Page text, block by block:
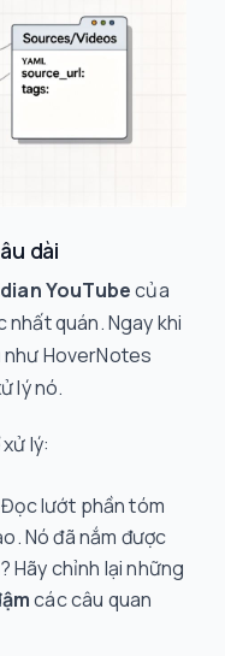
dài
YouTubecủa
quán. Ngay khi
HoverNotes
lý nó.
lý:
Đọc lướt phần tóm
Nó đã nắm được
Hãy chỉnh lại những
các câu quan